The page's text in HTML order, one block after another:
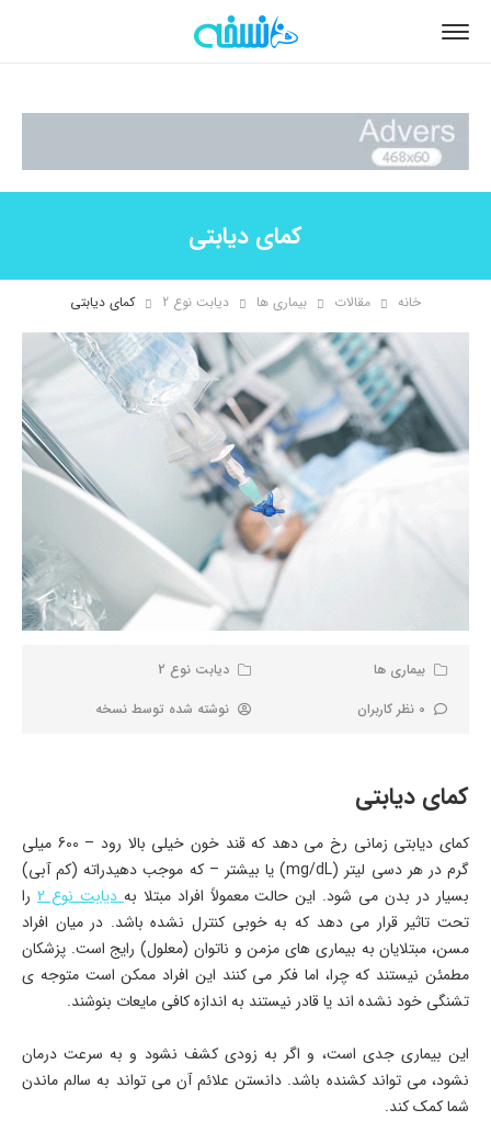
کمای دیابتی
خانه مقالات بیماری ها دیابت نوع 2 کمای دیابتی
بیماری ها
دیابت نوع 2
0 نظر کاربران
نوشته شده توسط نسخه
کمای دیابتی
کمای دیابتی زمانی رخ می دهد که قند خون خیلی بالا رود – 600 میلی
گرم در هر دسی لیتر (mg/dL) یا بیشتر – که موجب دهیدراته (کم آبی)
بسیار در بدن می شود. این حالت معمولاً افراد مبتلا بهدیابت نوع 2
را
تحت تاثیر قرار می دهد که به خوبی کنترل نشده باشد. در میان افراد
مسن، مبتلایان به بیماری های مزمن و ناتوان (معلول) رایج است. پزشکان
مطمئن نیستند که چرا، اما فکر می کنند این افراد ممکن است متوجه ی
تشنگی خود نشده اند یا قادر نیستند به اندازه کافی مایعات بنوشند.
این بیماری جدی است، و اگر به زودی کشف نشود و به سرعت درمان
نشود، می تواند کشنده باشد. دانستن علائم آن می تواند به سالم ماندن
شما کمک کند.